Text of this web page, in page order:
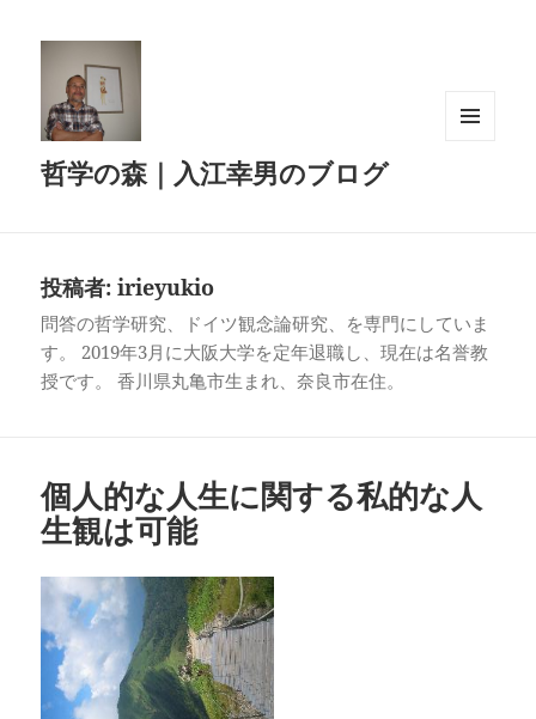
哲学の森｜入江幸男のブログ
投稿者:irieyukio
問答の哲学研究、ドイツ観念論研究、を専門にしていま
す。 2019年3月に大阪大学を定年退職し、現在は名誉教
授です。 香川県丸亀市生まれ、奈良市在住。
個人的な人生に関する私的な人
生観は可能